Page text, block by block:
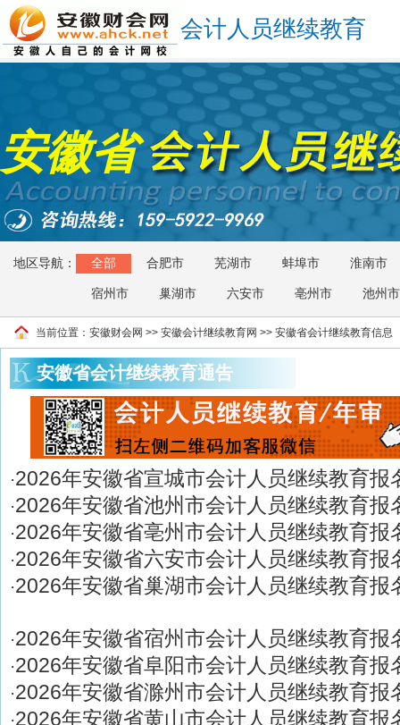
会计人员继续教育
安徽省
地区导航： 全部 合肥市 芜湖市 蚌埠市 淮南市
宿州市 巢湖市 六安市 亳州市 池州市
当前位置： 安徽财会网 >> 安徽会计继续教育网 >> 安徽省会计继续教育信息
安徽省会计继续教育通告
·2026年安徽省宣城市会计人员继续教育报
·2026年安徽省池州市会计人员继续教育报
·2026年安徽省亳州市会计人员继续教育报
·2026年安徽省六安市会计人员继续教育报
·2026年安徽省巢湖市会计人员继续教育报
·2026年安徽省宿州市会计人员继续教育报
·2026年安徽省阜阳市会计人员继续教育报
·2026年安徽省滁州市会计人员继续教育报
·2026年安徽省黄山市会计人员继续教育报